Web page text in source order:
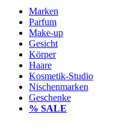
Marken
Parfum
Make-up
Gesicht
Körper
Haare
Kosmetik-Studio
Nischenmarken
Geschenke
% SALE